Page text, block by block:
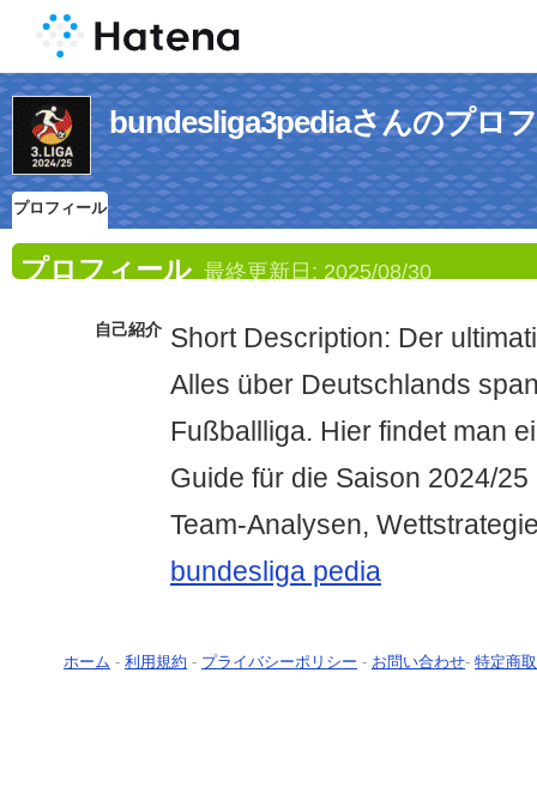
bundesliga3pediaさんのプロ
プロフィール
プロフィール 最終更新日: 2025/08/30
自己紹介 Short Description: Der
Alles über Deutschlands
Fußballliga. Hier findet man
Guide für die Saison 2024/25
Team‑Analysen,
bundesliga pedia
ホーム - 利用規約 - プライバシーポリシー - お問い合わせ- 特定商